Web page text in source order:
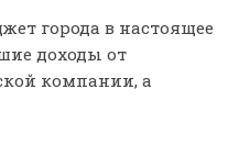
города в настоящее
доходы от
компании, а